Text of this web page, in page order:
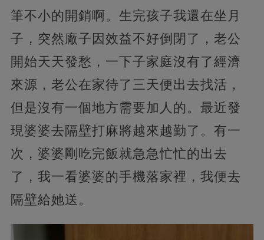
筆不小的開銷啊。生完孩子我還在坐月
子，突然廠子因效益不好倒閉了，老公
開始天天發愁，一下子家庭沒有了經濟
來源，老公在家待了三天便出去找活，
但是沒有一個地方需要加人的。最近發
現婆婆去隔壁打麻將越來越勤了。有一
次，婆婆剛吃完飯就急急忙忙的出去
了，我一看婆婆的手機落家裡，我便去
隔壁給她送。